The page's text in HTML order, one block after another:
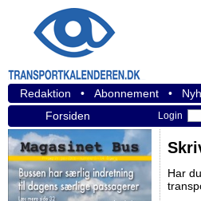
Redaktion • Abonnement •
Forsiden
Login
Har